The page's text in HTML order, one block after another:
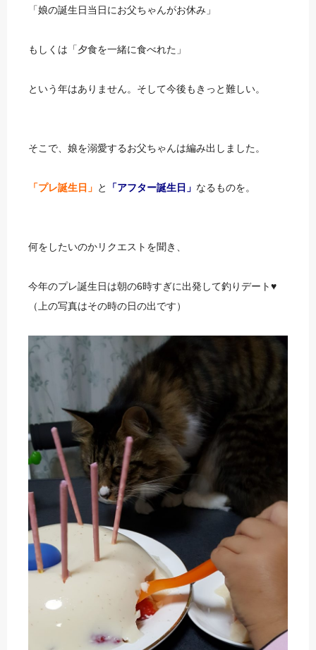
「娘の誕生日当日にお父ちゃんがお休み」
もしくは「夕食を一緒に食べれた」
という年はありません。そして今後もきっと難しい。
そこで、娘を溺愛するお父ちゃんは編み出しました。
「プレ誕生日」 と 「アフター誕生日」 なるものを。
何をしたいのかリクエストを聞き、
今年のプレ誕生日は朝の6時すぎに出発して釣りデート♥
（上の写真はその時の日の出です）